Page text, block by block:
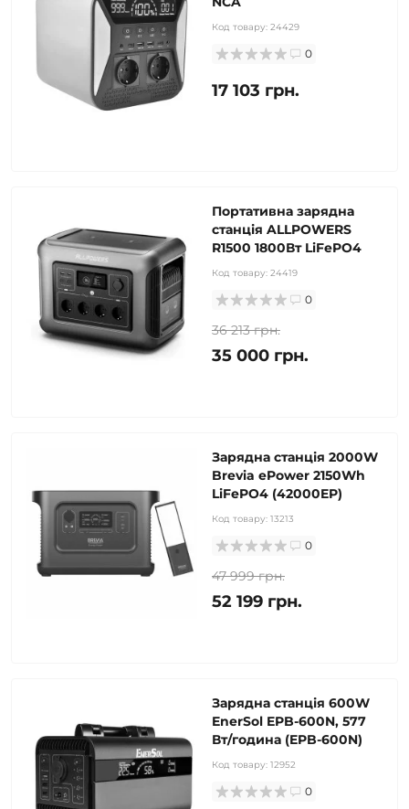
Код товару: 24429
0
17 103 грн.
Портативна зарядна
станція ALLPOWERS
R1500 1800Вт LiFePO4
Код товару: 24419
0
36 213 грн.
35 000 грн.
Зарядна станція 2000W
Brevia ePower 2150Wh
LiFePO4 (42000EP)
Код товару: 13213
0
47 999 грн.
52 199 грн.
Зарядна станція 600W
EnerSol EPB-600N, 577
Вт/година (EPB-600N)
Код товару: 12952
0